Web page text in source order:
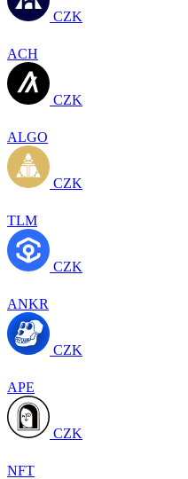
CZK
ACH
CZK
ALGO
CZK
TLM
CZK
ANKR
CZK
APE
CZK
NFT